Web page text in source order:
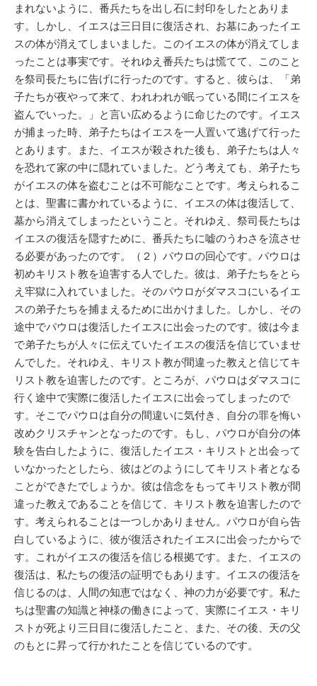
まれないように、番兵たちを出し石に封印をしたとありま
す。しかし、イエスは三日目に復活され、お墓にあったイエ
スの体が消えてしまいました。このイエスの体が消えてしま
ったことは事実です。それゆえ番兵たちは慌てて、このこと
を祭司長たちに告げに行ったのです。すると、彼らは、「弟
子たちが夜やって来て、われわれが眠っている間にイエスを
盗んでいった。」と言い広めるように命じたのです。イエス
が捕まった時、弟子たちはイエスを一人置いて逃げて行った
とあります。また、イエスが殺された後も、弟子たちは人々
を恐れて家の中に隠れていました。どう考えても、弟子たち
がイエスの体を盗むことは不可能なことです。考えられるこ
とは、聖書に書かれているように、イエスの体は復活して、
墓から消えてしまったということ。それゆえ、祭司長たちは
イエスの復活を隠すために、番兵たちに嘘のうわさを流させ
る必要があったのです。（２）パウロの回心です。パウロは
初めキリスト教を迫害する人でした。彼は、弟子たちをとら
え牢獄に入れていました。そのパウロがダマスコにいるイエ
スの弟子たちを捕まえるために出かけました。しかし、その
途中でパウロは復活したイエスに出会ったのです。彼は今ま
で弟子たちが人々に伝えていたイエスの復活を信じていませ
んでした。それゆえ、キリスト教が間違った教えと信じてキ
リスト教を迫害したのです。ところが、パウロはダマスコに
行く途中で実際に復活したイエスに出会ってしまったので
す。そこでパウロは自分の間違いに気付き、自分の罪を悔い
改めクリスチャンとなったのです。もし、パウロが自分の体
験を告白したように、復活したイエス・キリストと出会って
いなかったとしたら、彼はどのようにしてキリスト者となる
ことができたでしょうか。彼は信念をもってキリスト教が間
違った教えであることを信じて、キリスト教を迫害したので
す。考えられることは一つしかありません。パウロが自ら告
白しているように、彼が復活されたイエスに出会ったからで
す。これがイエスの復活を信じる根拠です。また、イエスの
復活は、私たちの復活の証明でもあります。イエスの復活を
信じるのは、人間の知恵ではなく、神の力が必要です。私た
ちは聖書の知識と神様の働きによって、実際にイエス・キリ
ストが死より三日目に復活したこと、また、その後、天の父
のもとに昇って行かれたことを信じているのです。